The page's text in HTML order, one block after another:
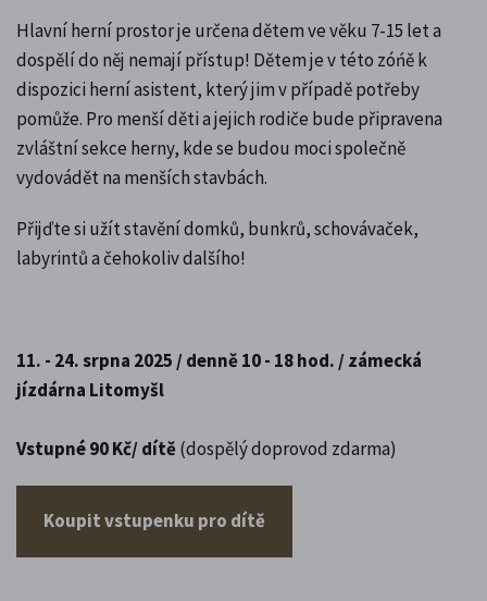
Hlavní herní prostor je určena dětem ve věku 7-15 let a
dospělí do něj nemají přístup! Dětem je v této zóńě k
dispozici herní asistent, který jim v případě potřeby
pomůže. Pro menší děti a jejich rodiče bude připravena
zvláštní sekce herny, kde se budou moci společně
vydovádět na menších stavbách.
Přijďte si užít stavění domků, bunkrů, schovávaček,
labyrintů a čehokoliv dalšího!
11. - 24. srpna 2025 / denně 10 - 18 hod. / zámecká
jízdárna Litomyšl
Vstupné 90 Kč/ dítě (dospělý doprovod zdarma)
Koupit vstupenku pro dítě